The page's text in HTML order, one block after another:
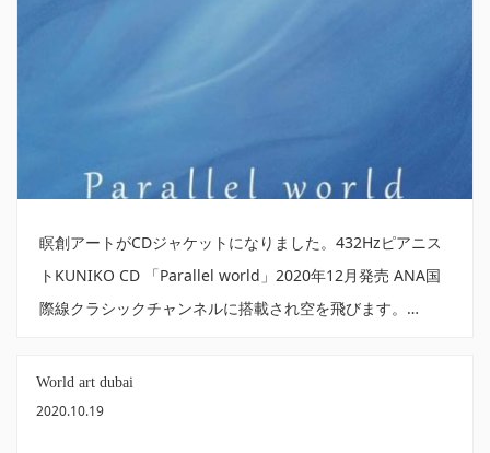
瞑創アートがCDジャケットになりました。432Hzピアニス
トKUNIKO CD 「Parallel world」2020年12月発売 ANA国
際線クラシックチャンネルに搭載され空を飛びます。…
World art dubai
2020.10.19